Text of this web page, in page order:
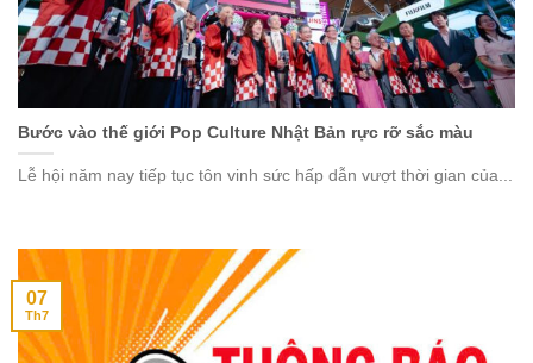
Bước vào thế giới Pop Culture Nhật Bản rực rỡ sắc màu
Lễ hội năm nay tiếp tục tôn vinh sức hấp dẫn vượt thời gian của...
07
Th7